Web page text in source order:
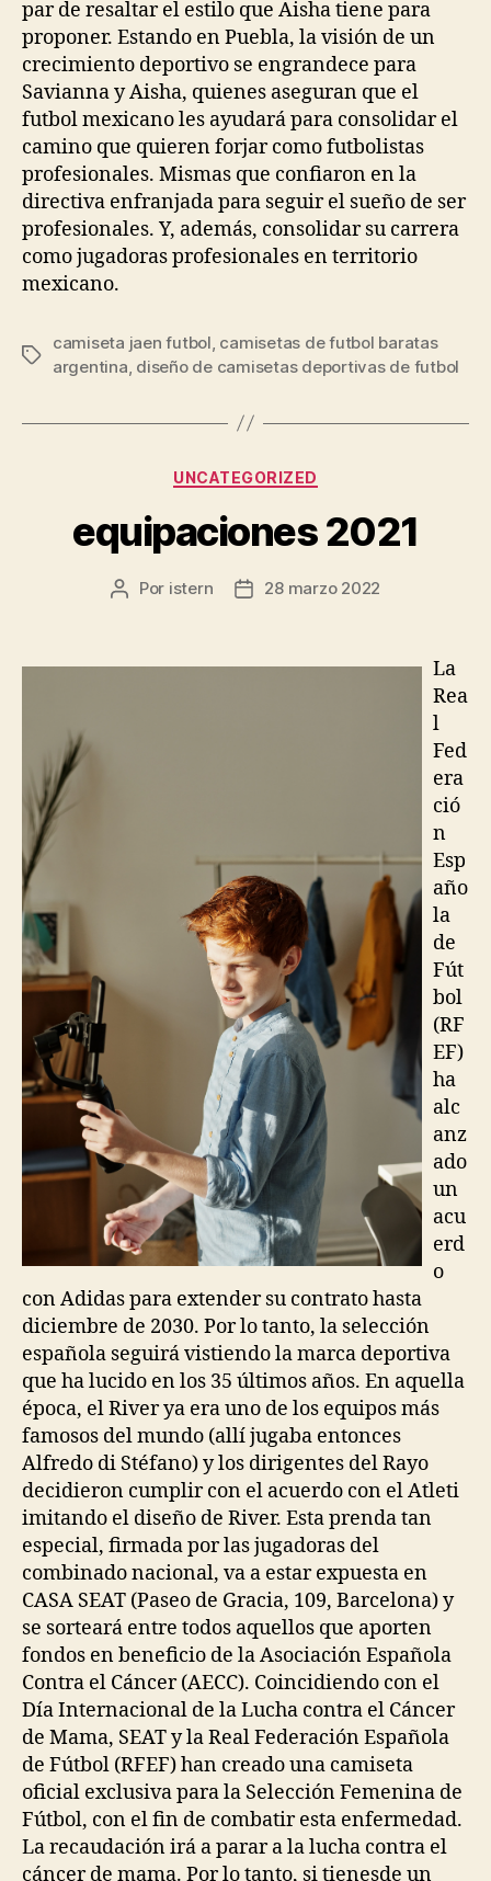
par de resaltar el estilo que Aisha tiene para
proponer. Estando en Puebla, la visión de un
crecimiento deportivo se engrandece para
Savianna y Aisha, quienes aseguran que el
futbol mexicano les ayudará para consolidar el
camino que quieren forjar como futbolistas
profesionales. Mismas que confiaron en la
directiva enfranjada para seguir el sueño de ser
profesionales. Y, además, consolidar su carrera
como jugadoras profesionales en territorio
mexicano.
Etiquetas
camiseta jaen futbol camisetas de futbol baratas
argentina diseño de camisetas deportivas de futbol
Categorías
UNCATEGORIZED
equipaciones 2021
Autor
entrada
Por istern
Fecha
entrada
28 marzo 2022
La
Rea
l
Fed
era
ció
n
Esp
año
la
de
Fút
bol
(RF
EF)
ha
alc
anz
ado
un
acu
erd
o
con Adidas para extender su contrato hasta
diciembre de 2030. Por lo tanto, la selección
española seguirá vistiendo la marca deportiva
que ha lucido en los 35 últimos años. En aquella
época, el River ya era uno de los equipos más
famosos del mundo (allí jugaba entonces
Alfredo di Stéfano) y los dirigentes del Rayo
decidieron cumplir con el acuerdo con el Atleti
imitando el diseño de River. Esta prenda tan
especial, firmada por las jugadoras del
combinado nacional, va a estar expuesta en
CASA SEAT (Paseo de Gracia, 109, Barcelona) y
se sorteará entre todos aquellos que aporten
fondos en beneficio de la Asociación Española
Contra el Cáncer (AECC). Coincidiendo con el
Día Internacional de la Lucha contra el Cáncer
de Mama, SEAT y la Real Federación Española
de Fútbol (RFEF) han creado una camiseta
oficial exclusiva para la Selección Femenina de
Fútbol, con el fin de combatir esta enfermedad.
La recaudación irá a parar a la lucha contra el
cáncer de mama. Por lo tanto, si tienesde un